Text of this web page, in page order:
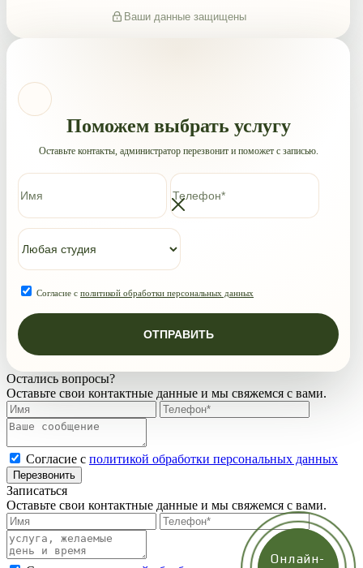
Ваши данные защищены
Поможем выбрать услугу
Оставьте контакты, администратор перезвонит и поможет с записью.
Согласие с политикой обработки персональных данных
ОТПРАВИТЬ
Остались вопросы?
Оставьте свои контактные данные и мы свяжемся с вами.
Согласие с политикой обработки персональных данных
Перезвонить
Записаться
Оставьте свои контактные данные и мы свяжемся с вами.
Онлайн-
Онлайн-